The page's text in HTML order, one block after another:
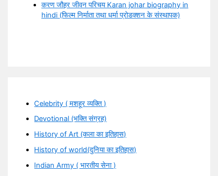
करण जौहर जीवन परिचय Karan johar biography in
hindi (फिल्म निर्माता तथा धर्मा प्रोडक्शन के संस्थापक)
Celebrity ( मशहूर व्यक्ति )
Devotional (भक्ति संग्रह)
History of Art (कला का इतिहास)
History of world(दुनिया का इतिहास)
Indian Army ( भारतीय सेना )